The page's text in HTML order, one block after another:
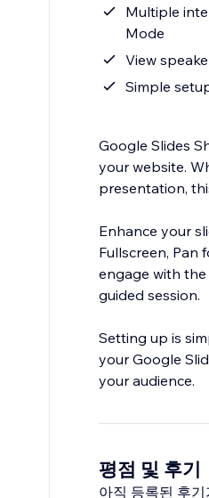
Multiple
Mode
View
Simple
Google Slides
your website.
presentation,
Enhance your
Fullscreen, Pan
engage with
guided session.
Setting up is
your Google
your audience.
평점 및 후기
아직 등록된 후